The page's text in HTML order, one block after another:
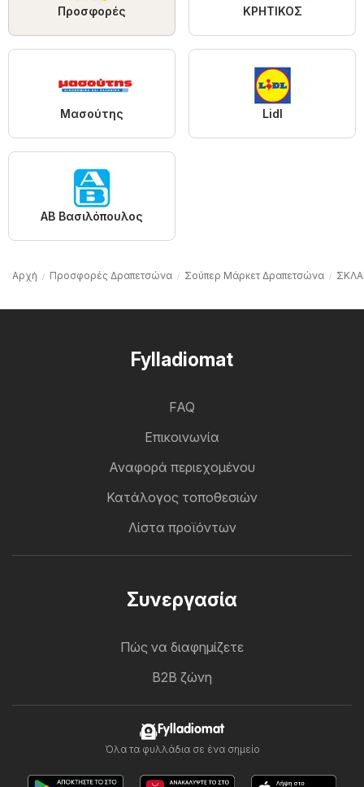
Προσφορές ΚΡΗΤΙΚΟΣ
Μασούτης Lidl
ΑΒ Βασιλόπουλος
Αρχή Προσφορές Δραπετσώνα Σούπερ Μάρκετ Δραπετσώνα
Fylladiomat
FAQ
Επικοινωνία
Αναφορά περιεχομένου
Κατάλογος τοποθεσιών
Λίστα προϊόντων
Συνεργασία
Πώς να διαφημίζετε
B2B ζώνη
Fylladiomat
Όλα τα φυλλάδια σε ένα σημείο